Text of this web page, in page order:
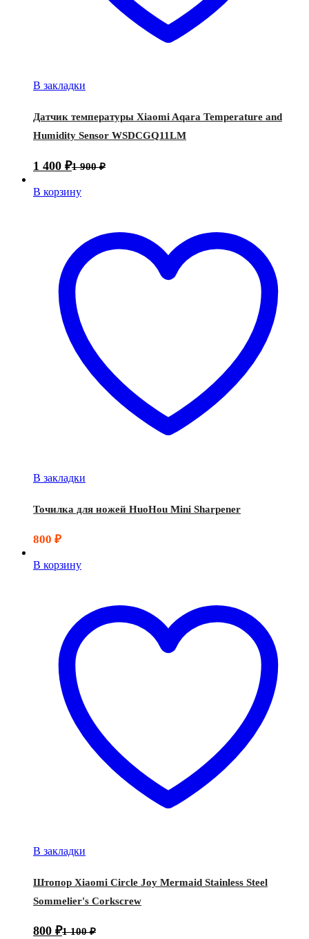
В закладки
Датчик температуры Xiaomi Aqara Temperature and
Humidity Sensor WSDCGQ11LM
1 400 ₽1 900₽
В корзину
В закладки
Точилка для ножей HuoHou Mini Sharpener
800 ₽
В корзину
В закладки
Штопор Xiaomi Circle Joy Mermaid Stainless Steel
Sommelier's Corkscrew
800 ₽1 100₽